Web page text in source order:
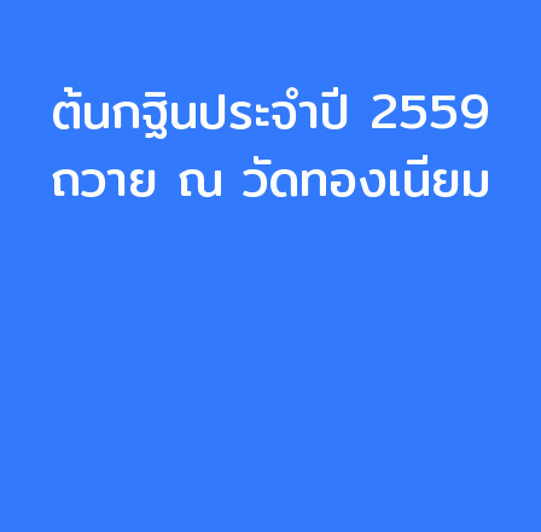
ต้นกฐินประจำปี 2559
ถวาย ณ วัดทองเนียม